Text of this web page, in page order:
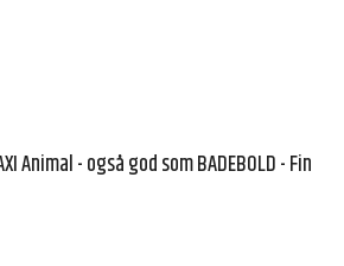
Animal - også god som BADEBOLD - Fin